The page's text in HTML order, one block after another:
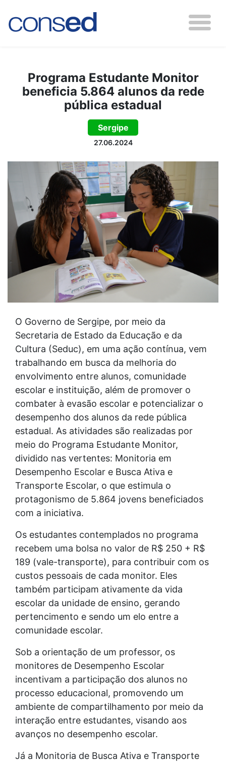
Programa Estudante Monitor
beneficia 5.864 alunos da rede
pública estadual
Sergipe
27.06.2024
O Governo de Sergipe, por meio da
Secretaria de Estado da Educação e da
Cultura (Seduc), em uma ação contínua, vem
trabalhando em busca da melhoria do
envolvimento entre alunos, comunidade
escolar e instituição, além de promover o
combater à evasão escolar e potencializar o
desempenho dos alunos da rede pública
estadual. As atividades são realizadas por
meio do Programa Estudante Monitor,
dividido nas vertentes: Monitoria em
Desempenho Escolar e Busca Ativa e
Transporte Escolar, o que estimula o
protagonismo de 5.864 jovens beneficiados
com a iniciativa.
Os estudantes contemplados no programa
recebem uma bolsa no valor de R$ 250 + R$
189 (vale-transporte), para contribuir com os
custos pessoais de cada monitor. Eles
também participam ativamente da vida
escolar da unidade de ensino, gerando
pertencimento e sendo um elo entre a
comunidade escolar.
Sob a orientação de um professor, os
monitores de Desempenho Escolar
incentivam a participação dos alunos no
processo educacional, promovendo um
ambiente de compartilhamento por meio da
interação entre estudantes, visando aos
avanços no desempenho escolar.
Já a Monitoria de Busca Ativa e Transporte